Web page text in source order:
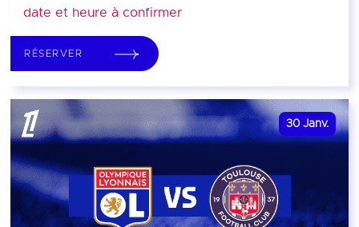
date et heure à confirmer
RÉSERVER
30 Janv.